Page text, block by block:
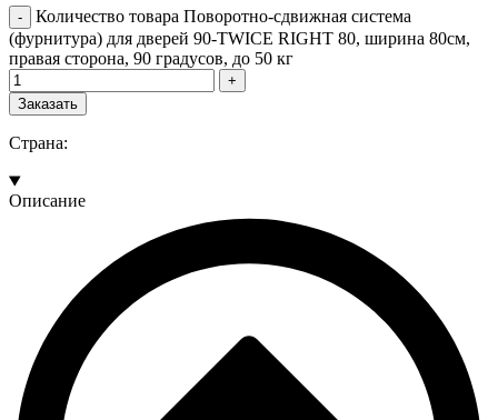
Количество товара Поворотно-сдвижная система
(фурнитура) для дверей 90-TWICE RIGHT 80, ширина 80см,
правая сторона, 90 градусов, до 50 кг
Заказать
Страна:
Описание